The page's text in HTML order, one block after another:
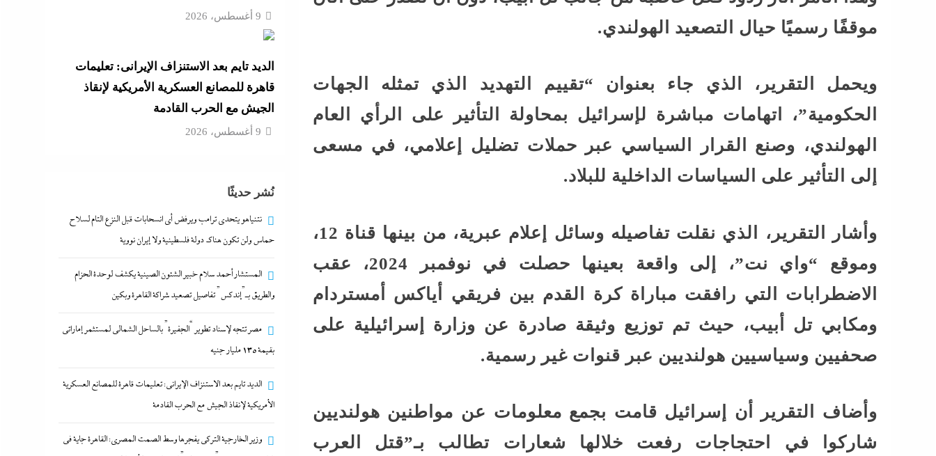
موقفًا رسميًا حيال التصعيد الهولندي.
ويحمل التقرير، الذي جاء بعنوان “تقييم التهديد الذي تمثله الجهات
الحكومية”، اتهامات مباشرة لإسرائيل بمحاولة التأثير على الرأي العام
الهولندي، وصنع القرار السياسي عبر حملات تضليل إعلامي، في مسعى
إلى التأثير على السياسات الداخلية للبلاد.
وأشار التقرير، الذي نقلت تفاصيله وسائل إعلام عبرية، من بينها قناة 12،
وموقع “واي نت”، إلى واقعة بعينها حصلت في نوفمبر 2024، عقب
الاضطرابات التي رافقت مباراة كرة القدم بين فريقي أياكس أمستردام
ومكابي تل أبيب، حيث تم توزيع وثيقة صادرة عن وزارة إسرائيلية على
صحفيين وسياسيين هولنديين عبر قنوات غير رسمية.
وأضاف التقرير أن إسرائيل قامت بجمع معلومات عن مواطنين هولنديين
شاركوا في احتجاجات رفعت خلالها شعارات تطالب بـ”قتل العرب
9 أغسطس، 2026
الديد تايم بعد الاستنزاف الإيرانى: تعليمات
قاهرة للمصانع العسكرية الأمريكية لإنقاذ
الجيش مع الحرب القادمة
9 أغسطس، 2026
نُشر حديثًا
نتنياهو يتحدي ترامب ويرفض أى انسحابات قبل النزع التام لسلاح
حماس ولن تكون هناك دولة فلسطينية ولا إيران نووية
المستشار أحمد سلام خبير الشئون الصينية يكشف لوحدة الحزام
والطريق بـ”إندكس” تفاصيل تصعيد شراكة القاهرة وبكين
مصر تتجه لإسناد تطوير “الجفيرة” بالساحل الشمالي لمستثمر إماراتي
بقيمة 135 مليار جنيه
الديد تايم بعد الاستنزاف الإيرانى: تعليمات قاهرة للمصانع العسكرية
الأمريكية لإنقاذ الجيش مع الحرب القادمة
وزير الخارجية التركى يفجرها وسط الصمت المصري: القاهرة جاية في